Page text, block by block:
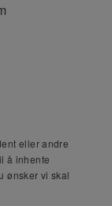
eller andre
å inhente
ønsker vi skal